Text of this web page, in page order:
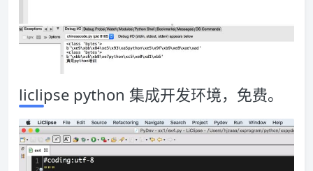
liclipse python 集成开发环境，免费。